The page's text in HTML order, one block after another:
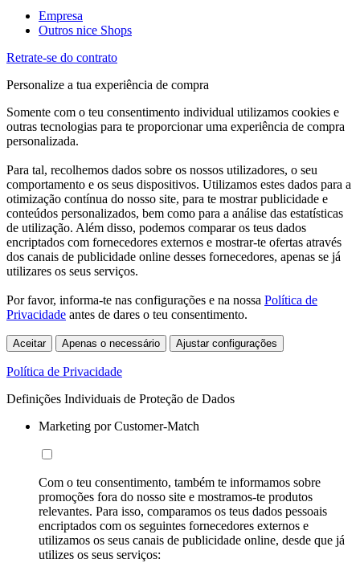
Empresa
Outros nice Shops
Retrate-se do contrato
Personalize a tua experiência de compra
Somente com o teu consentimento individual utilizamos cookies e
outras tecnologias para te proporcionar uma experiência de compra
personalizada.
Para tal, recolhemos dados sobre os nossos utilizadores, o seu
comportamento e os seus dispositivos. Utilizamos estes dados para a
otimização contínua do nosso site, para te mostrar publicidade e
conteúdos personalizados, bem como para a análise das estatísticas
de utilização. Além disso, podemos comparar os teus dados
encriptados com fornecedores externos e mostrar-te ofertas através
dos canais de publicidade online desses fornecedores, apenas se já
utilizares os seus serviços.
Por favor, informa-te nas configurações e na nossa Política de
Privacidade antes de dares o teu consentimento.
Aceitar Apenas o necessário Ajustar configurações
Política de Privacidade
Definições Individuais de Proteção de Dados
Marketing por Customer-Match
Com o teu consentimento, também te informamos sobre
promoções fora do nosso site e mostramos-te produtos
relevantes. Para isso, comparamos os teus dados pessoais
encriptados com os seguintes fornecedores externos e
utilizamos os seus canais de publicidade online, desde que já
utilizes os seus serviços: